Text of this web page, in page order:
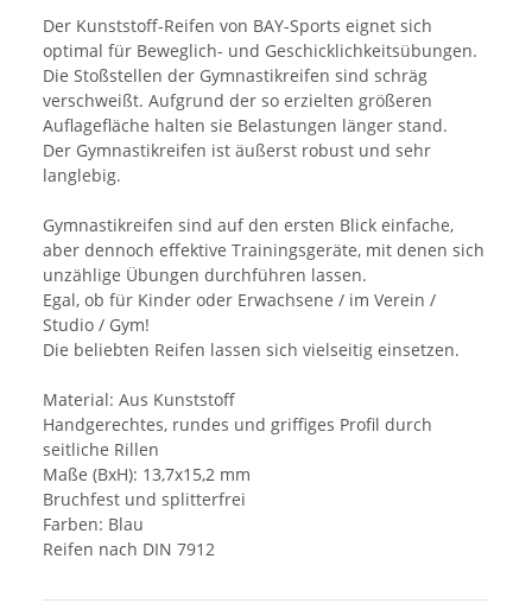
Der Kunststoff-Reifen von BAY-Sports eignet sich
optimal für Beweglich- und Geschicklichkeitsübungen.
Die Stoßstellen der Gymnastikreifen sind schräg
verschweißt. Aufgrund der so erzielten größeren
Auflagefläche halten sie Belastungen länger stand.
Der Gymnastikreifen ist äußerst robust und sehr
langlebig.
Gymnastikreifen sind auf den ersten Blick einfache,
aber dennoch effektive Trainingsgeräte, mit denen sich
unzählige Übungen durchführen lassen.
Egal, ob für Kinder oder Erwachsene / im Verein /
Studio / Gym!
Die beliebten Reifen lassen sich vielseitig einsetzen.
Material: Aus Kunststoff
Handgerechtes, rundes und griffiges Profil durch
seitliche Rillen
Maße (BxH): 13,7x15,2 mm
Bruchfest und splitterfrei
Farben: Blau
Reifen nach DIN 7912